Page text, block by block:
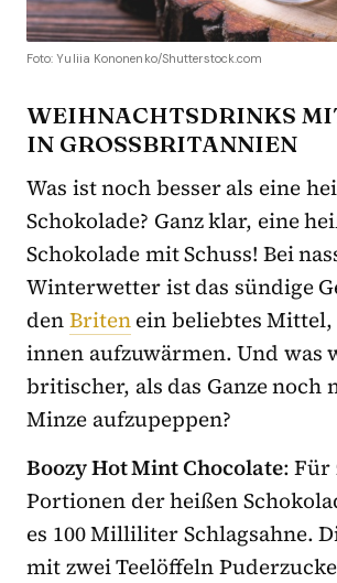
Foto: Yuliia Kononenko/Shutterstock.com
WEIHNACHTSDRINKS
IN GROSSBRITANNIEN
Was ist noch besser als eine
Schokolade? Ganz klar, eine
Schokolade mit Schuss! Bei
Winterwetter ist das sündige
denBritenein beliebtes Mittel,
innen aufzuwärmen. Und was
britischer, als das Ganze noch
Minze aufzupeppen?
Boozy Hot Mint Chocolate: Für
Portionen der heißen
es 100 Milliliter Schlagsahne.
mit zwei Teelöffeln